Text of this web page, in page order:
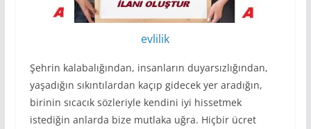
evlilik
Şehrin kalabalığından, insanların duyarsızlığından,
yaşadığın sıkıntılardan kaçıp gidecek yer aradığın,
birinin sıcacık sözleriyle kendini iyi hissetmek
istediğin anlarda bize mutlaka uğra. Hiçbir ücret